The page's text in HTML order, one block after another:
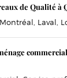
de Qualité à
Laval,